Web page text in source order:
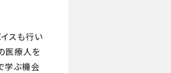
スも行い
医療人を
学ぶ機会